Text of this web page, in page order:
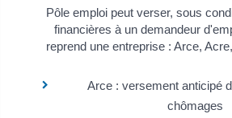
Pôle emploi peut verser, sous
financières à un demandeur
reprend une entreprise : Arce,
Arce : versement anticipé
chômages